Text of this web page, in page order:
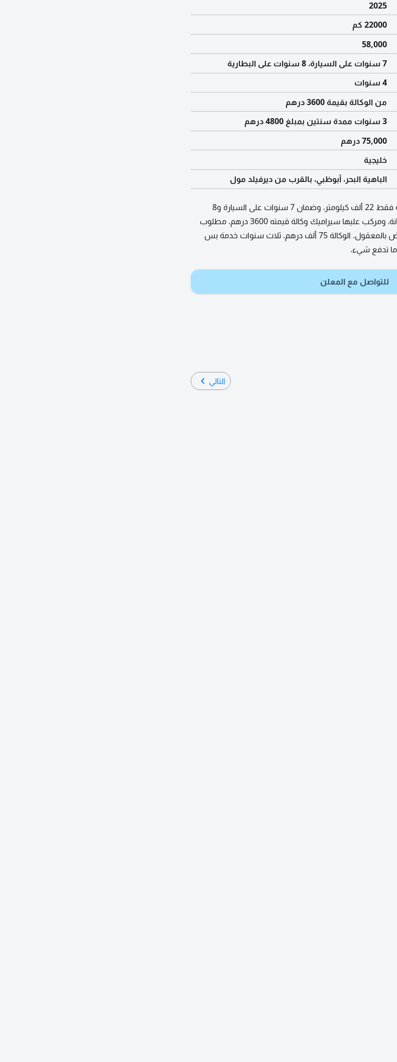
2025
22000 كم
58,000
7 سنوات على السيارة، 8 سنوات على البطارية
4 سنوات
من الوكالة بقيمة 3600 درهم
3 سنوات ممدة سنتين بمبلغ 4800 درهم
75,000 درهم
خليجية
الباهية البحر، أبوظبي، بالقرب من ديرفيلد مول
بي واي دي سيارة خليجية وكالة، ماشية فقط 22 ألف كيلومتر، وضمان 7 سنوات على السيارة و8
سنوات على البطارية، وأربع سنين صيانة، ومركب عليها سيراميك وكالة قيمته 3600 درهم. مطلوب
في السيارة 58 ألف درهم قابل للتفاوض بالمعقول. الوكالة 75 ألف درهم. ثلاث سنوات خدمة بس
للتواصل مع المعلن
التالي